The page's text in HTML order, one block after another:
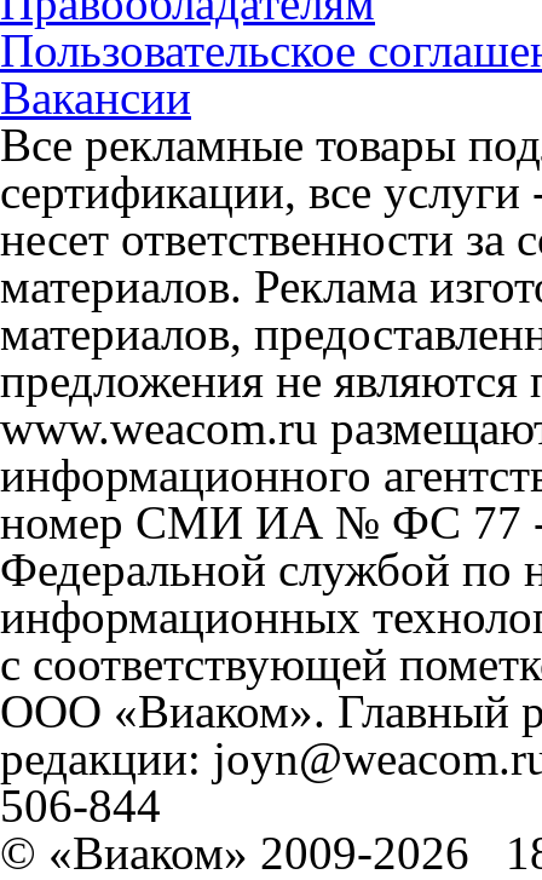
Пользовательское
Вакансии
Все рекламные товары
сертификации, все
несет ответственности
материалов. Реклама
материалов,
предложения не
www.weacom.ru
информационного
номер СМИ ИА № ФС 77 -
Федеральной службой по
информационных
с соответствующей
ООО «Виаком». Главный
редакции:
506-844
© «Виаком» 2009-2026